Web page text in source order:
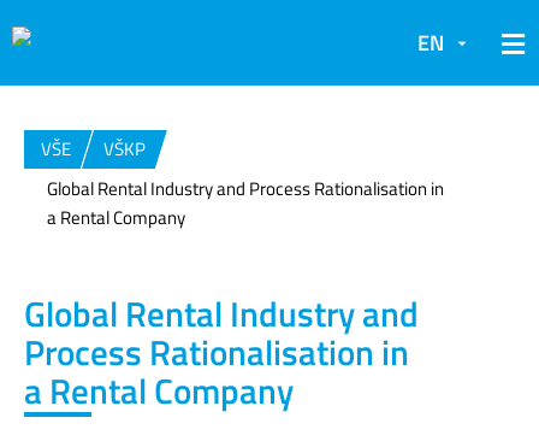
EN
VŠE
VŠKP
Global Rental Industry and Process Rationalisation in
a Rental Company
Global Rental Industry and
Process Rationalisation in
a Rental Company